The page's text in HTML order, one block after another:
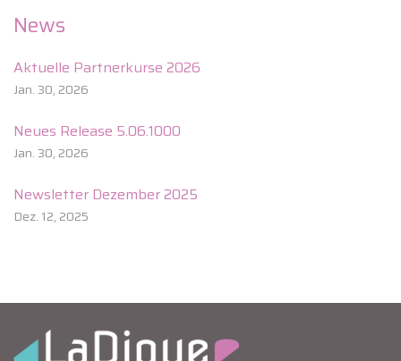
News
Aktuelle Partnerkurse 2026
Jan. 30, 2026
Neues Release 5.06.1000
Jan. 30, 2026
Newsletter Dezember 2025
Dez. 12, 2025